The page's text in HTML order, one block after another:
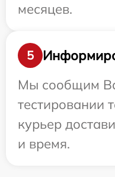
месяцев.
5
Мы сообщим
тестировании
курьер
и время.